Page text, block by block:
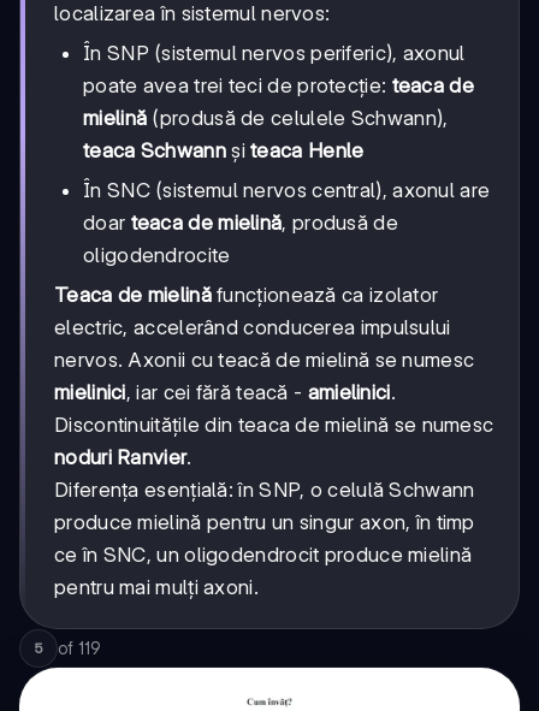
localizarea în sistemul nervos:
În SNP (sistemul nervos periferic), axonul
poate avea trei teci de protecție: teaca de
mielină (produsă de celulele Schwann),
teaca Schwannșiteaca Henle
În SNC (sistemul nervos central), axonul are
doar teaca de mielină, produsă de
oligodendrocite
Teaca de mielinăfuncționează ca izolator
electric, accelerând conducerea impulsului
nervos. Axonii cu teacă de mielină se numesc
mielinici, iar cei fără teacă - amielinici.
Discontinuitățile din teaca de mielină se numesc
noduri Ranvier.
Diferența esențială: în SNP, o celulă Schwann
produce mielină pentru un singur axon, în timp
ce în SNC, un oligodendrocit produce mielină
pentru mai mulți axoni.
5 of 119